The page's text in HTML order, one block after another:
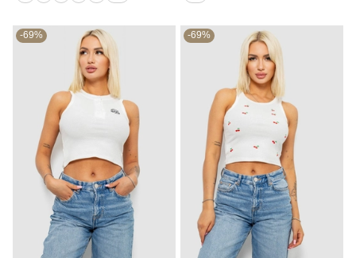
-69% -69%